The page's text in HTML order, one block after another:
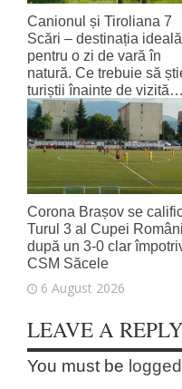
Canionul și Tiroliana 7
Scări – destinația ideală
pentru o zi de vară în
natură. Ce trebuie să
turiștii înainte de vizită…
7 August 2026
Corona Brașov se
Turul 3 al Cupei
după un 3-0 clar
CSM Săcele
6 August 2026
LEAVE A
You must be